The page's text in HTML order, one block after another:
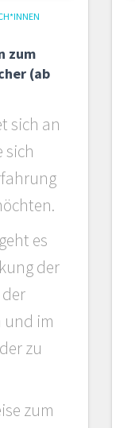
zum
(ab
sich an
sich
es
der
und im
zu
zum